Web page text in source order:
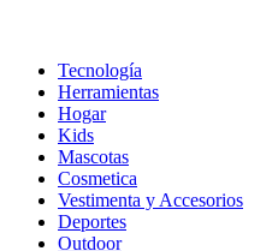
Tecnología
Herramientas
Hogar
Kids
Mascotas
Cosmetica
Vestimenta y Accesorios
Deportes
Outdoor